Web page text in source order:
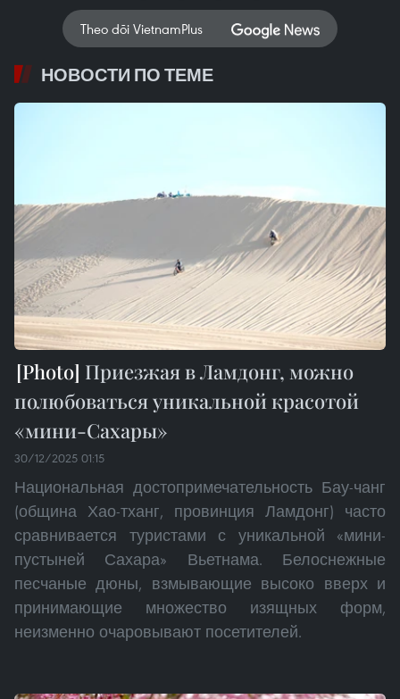
Theo dõi VietnamPlus
НОВОСТИ ПО ТЕМЕ
Приезжая в Ламдонг, можно
полюбоваться уникальной красотой
«мини-Сахары»
30/12/2025 01:15
Национальная достопримечательность Бау-чанг
(община Хао-тханг, провинция Ламдонг) часто
сравнивается туристами с уникальной «мини-
пустыней Сахара» Вьетнама. Белоснежные
песчаные дюны, взмывающие высоко вверх и
принимающие множество изящных форм,
неизменно очаровывают посетителей.